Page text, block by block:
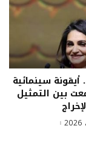
سينمائية
بين التمثيل